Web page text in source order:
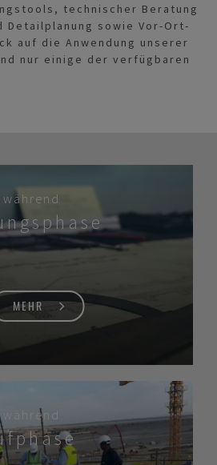
technischer Beratung
Detailplanung sowie Vor-Ort-
auf die Anwendung unserer
nur einige der verfügbaren
MEHR